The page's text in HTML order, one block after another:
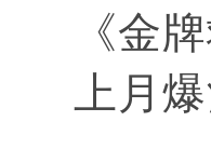
賴清德
70歲姜
《金
上月